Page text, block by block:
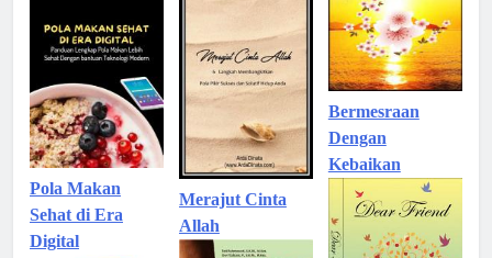
Pola Makan
Sehat di Era
Digital
Merajut Cinta
Allah
Bermesraan
Dengan
Kebaikan